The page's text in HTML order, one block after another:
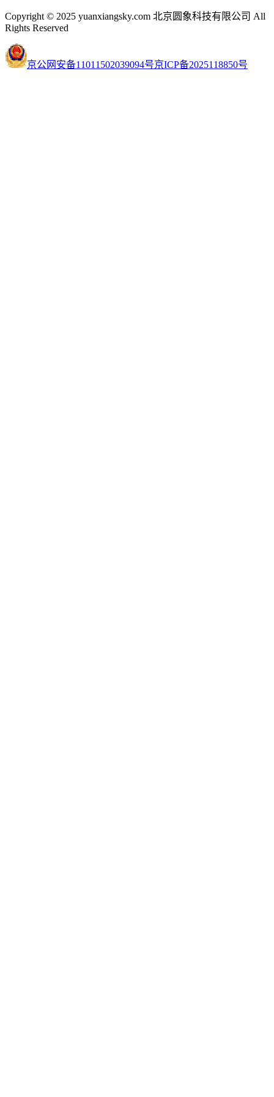
Copyright © 2025 yuanxiangsky.com 北京圆象科技有限公司 All
Rights Reserved
京公网安备11011502039094号京ICP备2025118850号